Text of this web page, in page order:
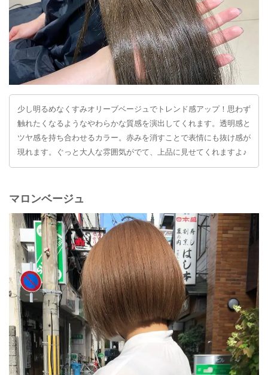
少し明るめなくすみオリーブベージュでトレンド感アップ！思わず
触れたくなるようなやわらかな質感を演出してくれます。透明感と
ツヤ感を持ち合わせるカラー。赤みを消すことで表情にも抜け感が
現れます。ぐっと大人な雰囲気がでて、上品に見せてくれますよ♪
マロンベージュ